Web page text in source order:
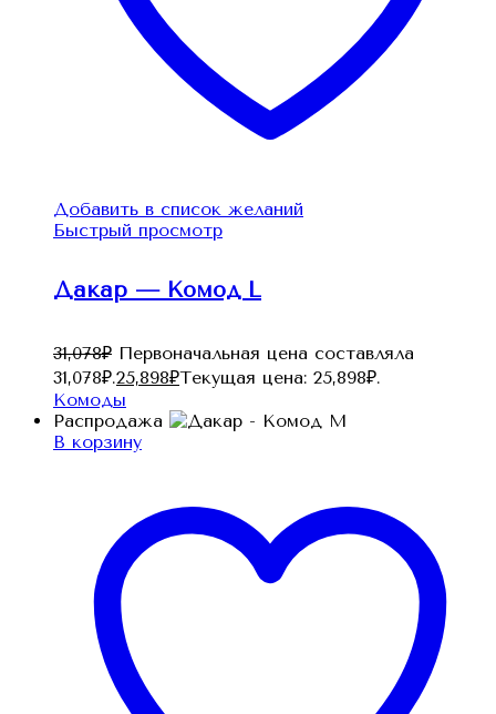
Добавить в список желаний
Быстрый просмотр
Дакар — Комод L
31,078₽ Первоначальная цена составляла
31,078₽.25,898₽Текущая цена: 25,898₽.
Комоды
Распродажа
В корзину